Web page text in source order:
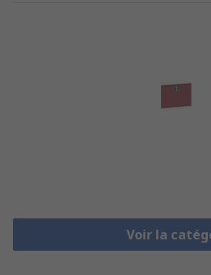
Voir la